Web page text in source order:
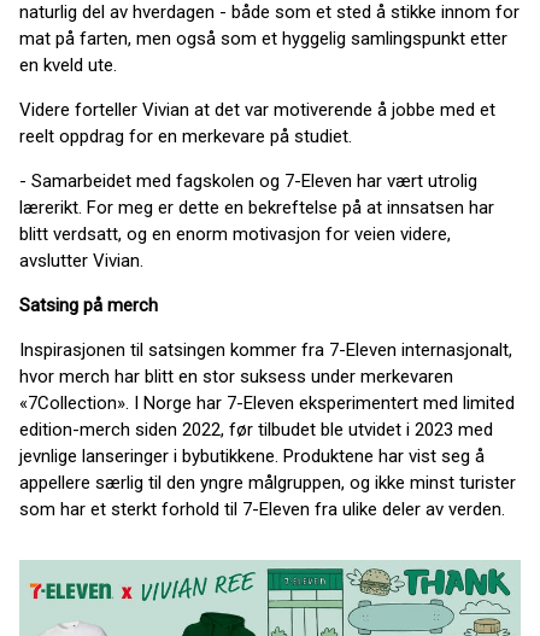
naturlig del av hverdagen - både som et sted å stikke innom for
mat på farten, men også som et hyggelig samlingspunkt etter
en kveld ute.
Videre forteller Vivian at det var motiverende å jobbe med et
reelt oppdrag for en merkevare på studiet.
- Samarbeidet med fagskolen og 7-Eleven har vært utrolig
lærerikt. For meg er dette en bekreftelse på at innsatsen har
blitt verdsatt, og en enorm motivasjon for veien videre,
avslutter Vivian.
Satsing på merch
Inspirasjonen til satsingen kommer fra 7-Eleven internasjonalt,
hvor merch har blitt en stor suksess under merkevaren
«7Collection». I Norge har 7-Eleven eksperimentert med limited
edition-merch siden 2022, før tilbudet ble utvidet i 2023 med
jevnlige lanseringer i bybutikkene. Produktene har vist seg å
appellere særlig til den yngre målgruppen, og ikke minst turister
som har et sterkt forhold til 7-Eleven fra ulike deler av verden.